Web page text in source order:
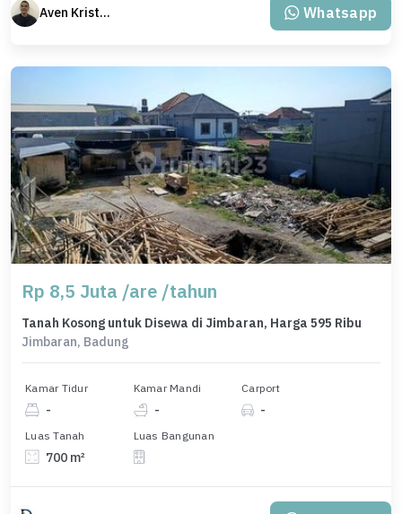
Aven Kristianus Madi Whatsapp
Rp 8,5 Juta /are /tahun
Tanah Kosong untuk Disewa di Jimbaran, Harga 595 Ribu
Jimbaran, Badung
Kamar Tidur
-
Kamar Mandi
-
Carport
-
Luas Tanah
700 m²
Luas Bangunan